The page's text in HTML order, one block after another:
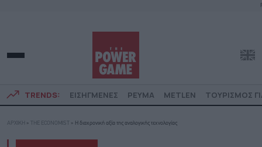
TRENDS: ΕΙΣΗΓΜΕΝΕΣ ΡΕΥΜΑ METLEN ΤΟΥΡΙΣΜΟΣ
ΑΡΧΙΚΗ » THE ECONOMIST » Η διαχρονική αξία της αναλογικής τεχνολογίας